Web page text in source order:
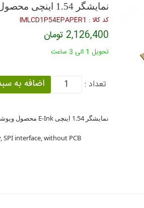
نمایشگر 1.54 اینچی محصول ویوشیر
كد كالا : IMLCD1P54EPAPER1
2,126,400 تومان
تحویل 1 الی 3 ساعت
تعداد :
نمایشگر 1.54 اینچی E-Ink محصول ویوشیر
SPI interface, without PCB